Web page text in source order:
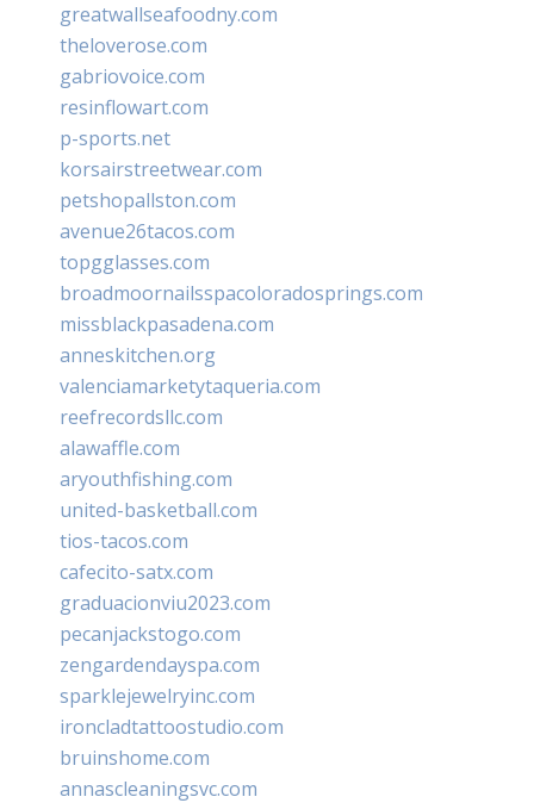
greatwallseafoodny.com
theloverose.com
gabriovoice.com
resinflowart.com
p-sports.net
korsairstreetwear.com
petshopallston.com
avenue26tacos.com
topgglasses.com
broadmoornailsspacoloradosprings.com
missblackpasadena.com
anneskitchen.org
valenciamarketytaqueria.com
reefrecordsllc.com
alawaffle.com
aryouthfishing.com
united-basketball.com
tios-tacos.com
cafecito-satx.com
graduacionviu2023.com
pecanjackstogo.com
zengardendayspa.com
sparklejewelryinc.com
ironcladtattoostudio.com
bruinshome.com
annascleaningsvc.com